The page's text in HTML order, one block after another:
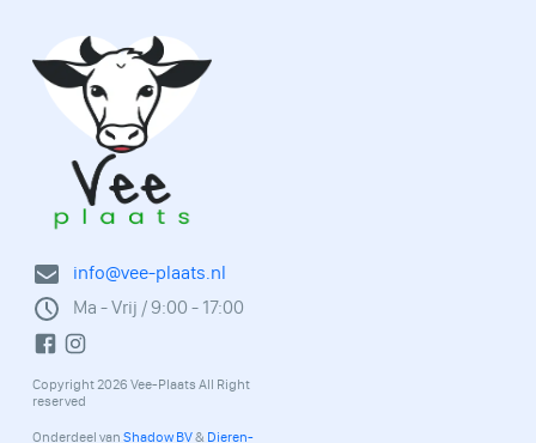
info@vee-plaats.nl
Ma - Vrij / 9:00 - 17:00
Copyright 2026 Vee-Plaats All Right
reserved
Onderdeel van Shadow BV& Dieren-